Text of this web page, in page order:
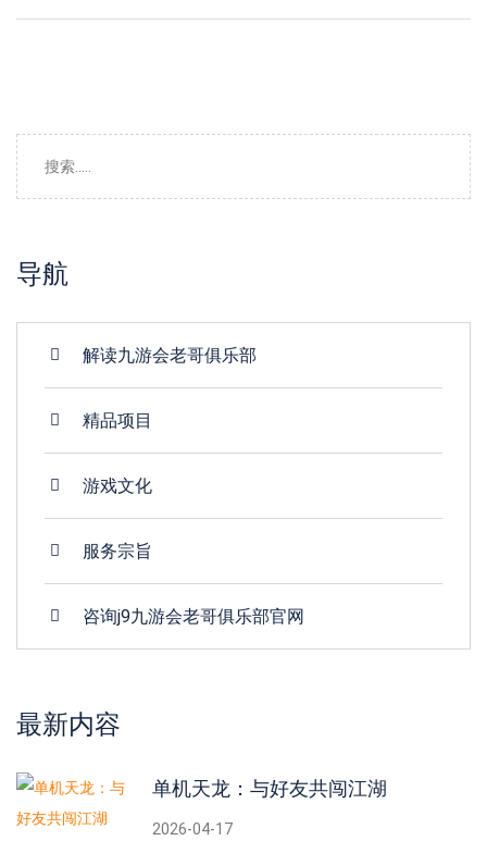
导航
解读九游会老哥俱乐部
精品项目
游戏文化
服务宗旨
咨询j9九游会老哥俱乐部官网
最新内容
单机天龙：与好友共闯江湖
2026-04-17